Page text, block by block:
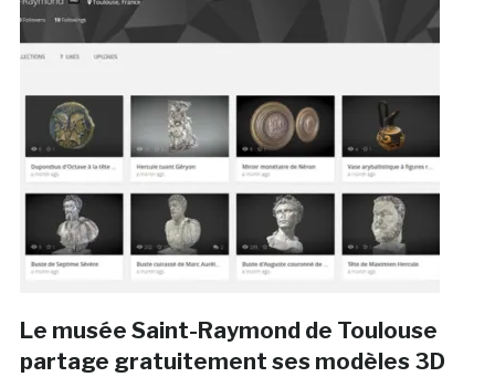
Le musée Saint-Raymond de Toulouse
partage gratuitement ses modèles 3D